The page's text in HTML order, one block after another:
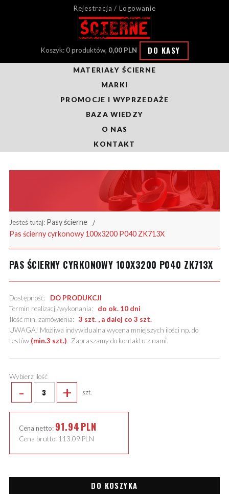
Rejestracja / Logowanie
Koszyk: 0 produktów, 0,00 PLN DO KASY
MATERIAŁY ŚCIERNE
MARKI
PROMOCJE I WYPRZEDAŻE
BAZA WIEDZY
O NAS
KONTAKT
Jesteś tutaj: Pasy ścierne
Pas ścierny cyrkonowy 100x3200 P040 ZK713X
PAS ŚCIERNY CYRKONOWY 100X3200 P040 ZK713X
Dostępność: DO PRODUKCJI
Termin realizacji/wykonania: do ok. 10 dni
Ilość min. zamówienia: 3 szt. , a dalej co 3 szt.
UWAGA! Możliwa indywidualna wycena mniejszych ilości np. do
testów (min.3 szt.). Zapraszamy do kontaktu z nami.
Wybierz ilość
- + szt.
Cena netto: 91.94PLN
Cena brutto: 113.09 PLN
DO KOSZYKA